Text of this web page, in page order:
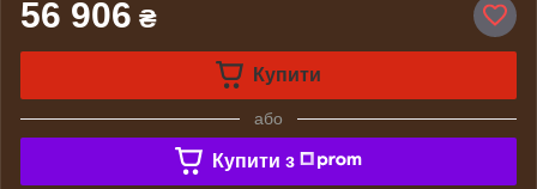
56 906 ₴
Купити
або
Купити з